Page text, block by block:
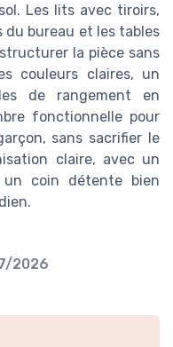
Les lits avec tiroirs,
du bureau et les tables
la pièce sans
couleurs claires, un
de rangement en
fonctionnelle pour
sans sacrifier le
claire, avec un
coin détente bien
2026